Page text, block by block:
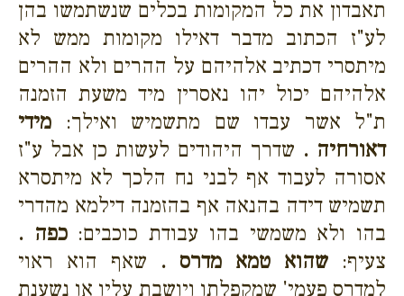
תאבדון את כל המקומות בכלים שנשתמשו בהן
לע"ז הכתוב מדבר דאילו מקומות ממש לא
מיתסרי דכתיב אלהיהם על ההרים ולא ההרים
אלהיהם יכול יהו נאסרין מיד משעת הזמנה
ת"ל אשר עבדו שם מתשמיש ואילך: מידי
דאורחיה . שדרך היהודים לעשות כן אבל ע"ז
אסורה לעבוד אף לבני נח הלכך לא מיתסרא
תשמיש דידה בהנאה אף בהזמנה דילמא מהדרי
בהו ולא משמשי בהו עבודת כוכבים:כפה .
צעיף: שהוא טמא מדרס . שאף הוא ראוי
למדרס פעמי' שמקפלתו ויושבת עליו או נשענת